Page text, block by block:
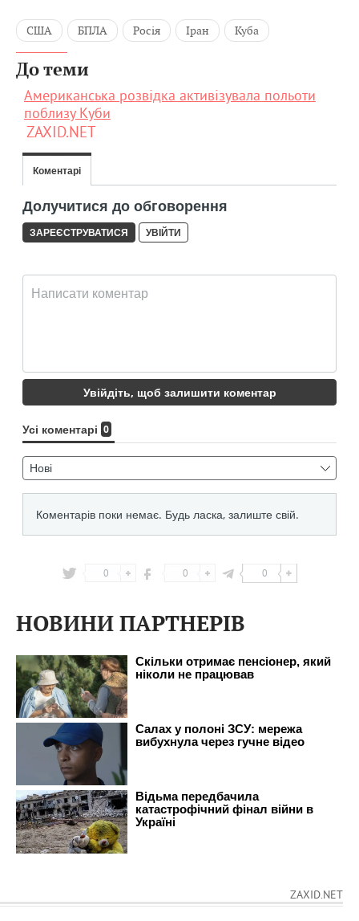
США БПЛА Росія Іран Куба
До теми
Американська розвідка активізувала польоти
поблизу Куби
ZAXID.NET
0 0 0
НОВИНИ ПАРТНЕРІВ
ZAXID.NET